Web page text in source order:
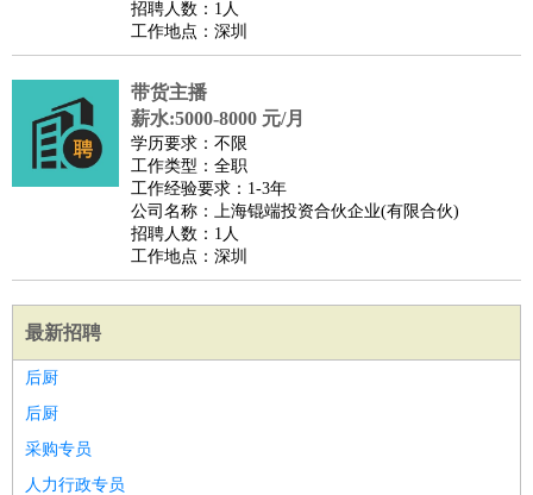
招聘人数：1人
工作地点：深圳
带货主播
薪水:5000-8000 元/月
学历要求：不限
工作类型：全职
工作经验要求：1-3年
公司名称：上海锟端投资合伙企业(有限合伙)
招聘人数：1人
工作地点：深圳
最新招聘
后厨
后厨
采购专员
人力行政专员